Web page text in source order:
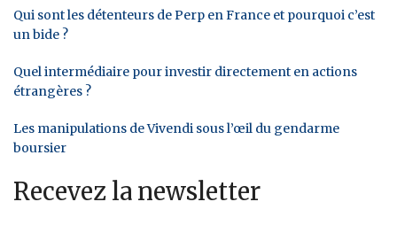
Qui sont les détenteurs de Perp en France et pourquoi c’est
un bide ?
Quel intermédiaire pour investir directement en actions
étrangères ?
Les manipulations de Vivendi sous l’œil du gendarme
boursier
Recevez la newsletter